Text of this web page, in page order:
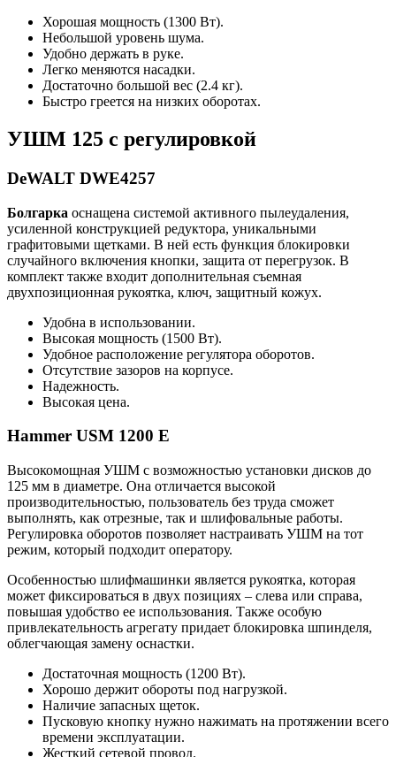
Хорошая мощность (1300 Вт).
Небольшой уровень шума.
Удобно держать в руке.
Легко меняются насадки.
Достаточно большой вес (2.4 кг).
Быстро греется на низких оборотах.
УШМ 125 с регулировкой
DeWALT DWE4257
Болгарка оснащена системой активного пылеудаления,
усиленной конструкцией редуктора, уникальными
графитовыми щетками. В ней есть функция блокировки
случайного включения кнопки, защита от перегрузок. В
комплект также входит дополнительная съемная
двухпозиционная рукоятка, ключ, защитный кожух.
Удобна в использовании.
Высокая мощность (1500 Вт).
Удобное расположение регулятора оборотов.
Отсутствие зазоров на корпусе.
Надежность.
Высокая цена.
Hammer USM 1200 E
Высокомощная УШМ с возможностью установки дисков до
125 мм в диаметре. Она отличается высокой
производительностью, пользователь без труда сможет
выполнять, как отрезные, так и шлифовальные работы.
Регулировка оборотов позволяет настраивать УШМ на тот
режим, который подходит оператору.
Особенностью шлифмашинки является рукоятка, которая
может фиксироваться в двух позициях – слева или справа,
повышая удобство ее использования. Также особую
привлекательность агрегату придает блокировка шпинделя,
облегчающая замену оснастки.
Достаточная мощность (1200 Вт).
Хорошо держит обороты под нагрузкой.
Наличие запасных щеток.
Пусковую кнопку нужно нажимать на протяжении всего
времени эксплуатации.
Жесткий сетевой провод.